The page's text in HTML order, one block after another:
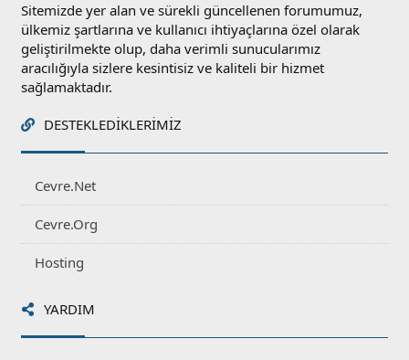
Sitemizde yer alan ve sürekli güncellenen forumumuz,
ülkemiz şartlarına ve kullanıcı ihtiyaçlarına özel olarak
geliştirilmekte olup, daha verimli sunucularımız
aracılığıyla sizlere kesintisiz ve kaliteli bir hizmet
sağlamaktadır.
DESTEKLEDIKLERIMIZ
Cevre.Net
Cevre.Org
Hosting
YARDIM